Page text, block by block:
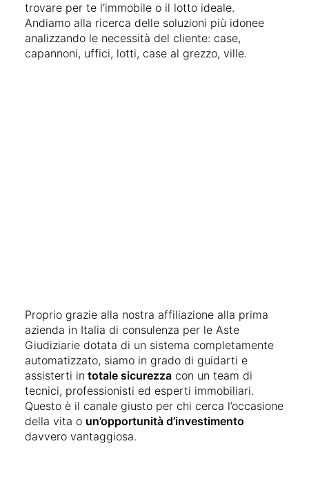
trovare per te l’immobile o il lotto ideale.
Andiamo alla ricerca delle soluzioni più idonee
analizzando le necessità del cliente: case,
capannoni, uffici, lotti, case al grezzo, ville.
Proprio grazie alla nostra affiliazione alla prima
azienda in Italia di consulenza per le Aste
Giudiziarie dotata di un sistema completamente
automatizzato, siamo in grado di guidarti e
assisterti in totale sicurezza con un team di
tecnici, professionisti ed esperti immobiliari.
Questo è il canale giusto per chi cerca l’occasione
della vita o un’opportunità d’investimento
davvero vantaggiosa.